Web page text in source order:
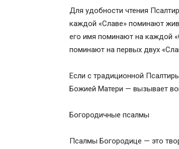
Для удобности чтения
каждой «Славе» поминают
его имя поминают на каждой
поминают на первых двух
Если с традиционной
Божией Матери — вызывает
Богородичные псалмы
Псалмы Богородице — это